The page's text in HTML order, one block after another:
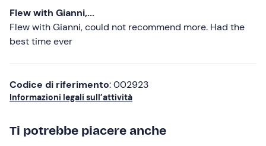
con la conferma di prenotazione.
Abbigliamento consigliato
Abbigliamento sportivo adatto alla stagione
Scarpe da trekking
Occhiali da sole
Flew with Gianni,...
Flew with Gianni, could not recommend more. Had the
best time ever
Codice di riferimento: 002923
Informazioni legali sull’attività
Ti potrebbe piacere anche